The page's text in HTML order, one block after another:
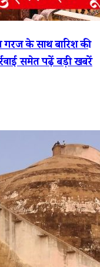
के साथ बारिश की
समेत पढ़ें बड़ी खबरें